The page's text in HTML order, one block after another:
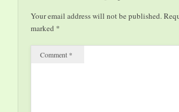
Fabio Molinari
Pad. 5
incontro
Your email address will not be published.
marked *
Comment *